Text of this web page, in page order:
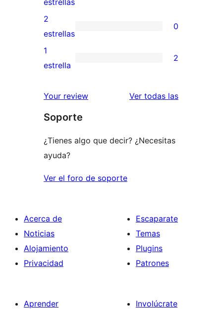
4
estrellas
valoraciones
de
3
estrellas
0
valoraciones
de
estrellas
2
estrellas
0
2
de
estrellas
1
estrella
2
Your review Ver todas las
Soporte
¿Tienes algo que decir? ¿Necesitas
ayuda?
Ver el foro de soporte
Acerca de
Noticias
Alojamiento
Privacidad
Escaparate
Temas
Plugins
Patrones
Aprender
Involúcrate